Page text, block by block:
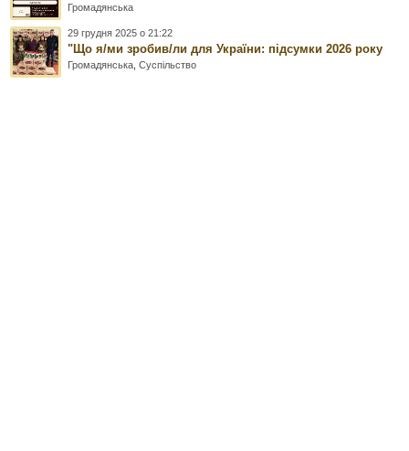
Громадянська
29 грудня 2025 о 21:22
"Що я/ми зробив/ли для України: підсумки 2026 року
Громадянська ,Суспільство